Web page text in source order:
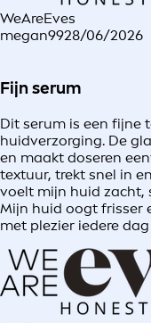
WeAreEves
megan9928/06/2026
Fijn serum
Dit serum is een fijne
huidverzorging. De
en maakt doseren
textuur, trekt snel in
voelt mijn huid zacht,
Mijn huid oogt frisser
met plezier iedere